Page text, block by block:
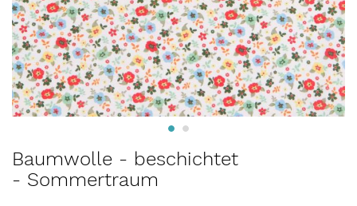
Anfang
der
Baumwolle - beschichtet
- Sommertraum